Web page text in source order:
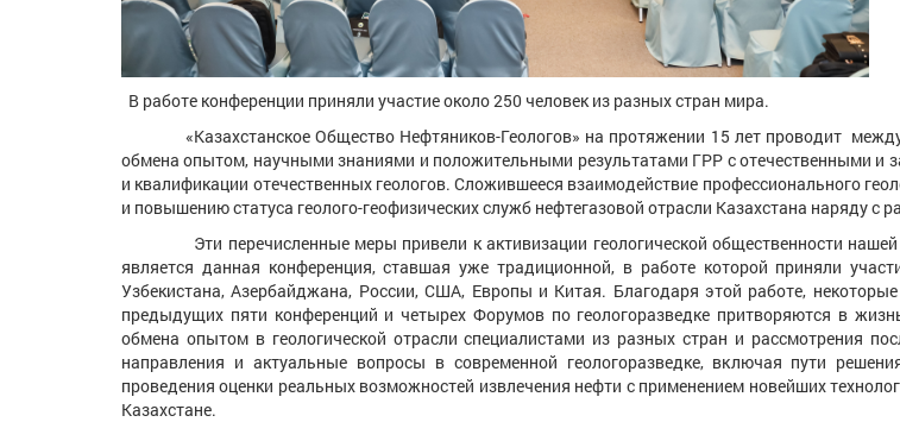
В работе конференции приняли участие около 250 человек из разных стран мира.
«Казахстанское Общество Нефтяников-Геологов» на протяжении 15 лет проводит
обмена опытом, научными знаниями и положительными результатами ГРР с отечественными
и квалификации отечественных геологов. Сложившееся взаимодействие профессионального
и повышению статуса геолого-геофизических служб нефтегазовой отрасли Казахстана наряду
Эти перечисленные меры привели к активизации геологической общественности нашей
является данная конференция, ставшая уже традиционной, в работе которой приняли
Узбекистана, Азербайджана, России, США, Европы и Китая. Благодаря этой работе,
предыдущих пяти конференций и четырех Форумов по геологоразведке притворяются в
обмена опытом в геологической отрасли специалистами из разных стран и рассмотрения
направления и актуальные вопросы в современной геологоразведке, включая пути
проведения оценки реальных возможностей извлечения нефти с применением новейших
Казахстане.